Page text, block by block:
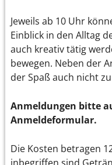
Jeweils ab 10 Uhr
Einblick in den Alltag
auch kreativ tätig
bewegen. Neben der
der Spaß auch nicht
Anmeldungen bitte
Anmeldeformular.
Die Kosten betragen